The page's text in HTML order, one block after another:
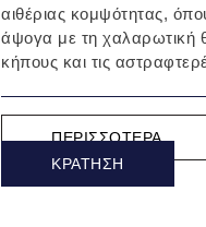
αιθέριας κομψότητας,
άψογα με τη χαλαρωτική
κήπους και τις
ΠΕΡΙΣΣΌΤΕΡΑ
ΚΡΆΤΗΣΗ